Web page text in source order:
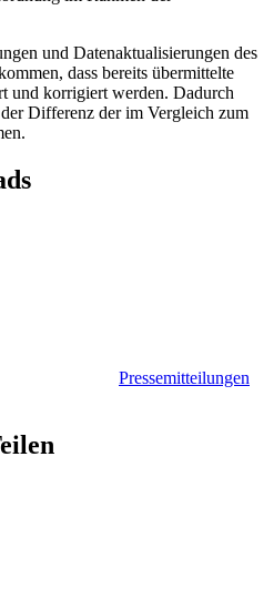
und Datenaktualisierungen des
dass bereits übermittelte
und korrigiert werden. Dadurch
Differenz der im Vergleich zum
Pressemitteilungen